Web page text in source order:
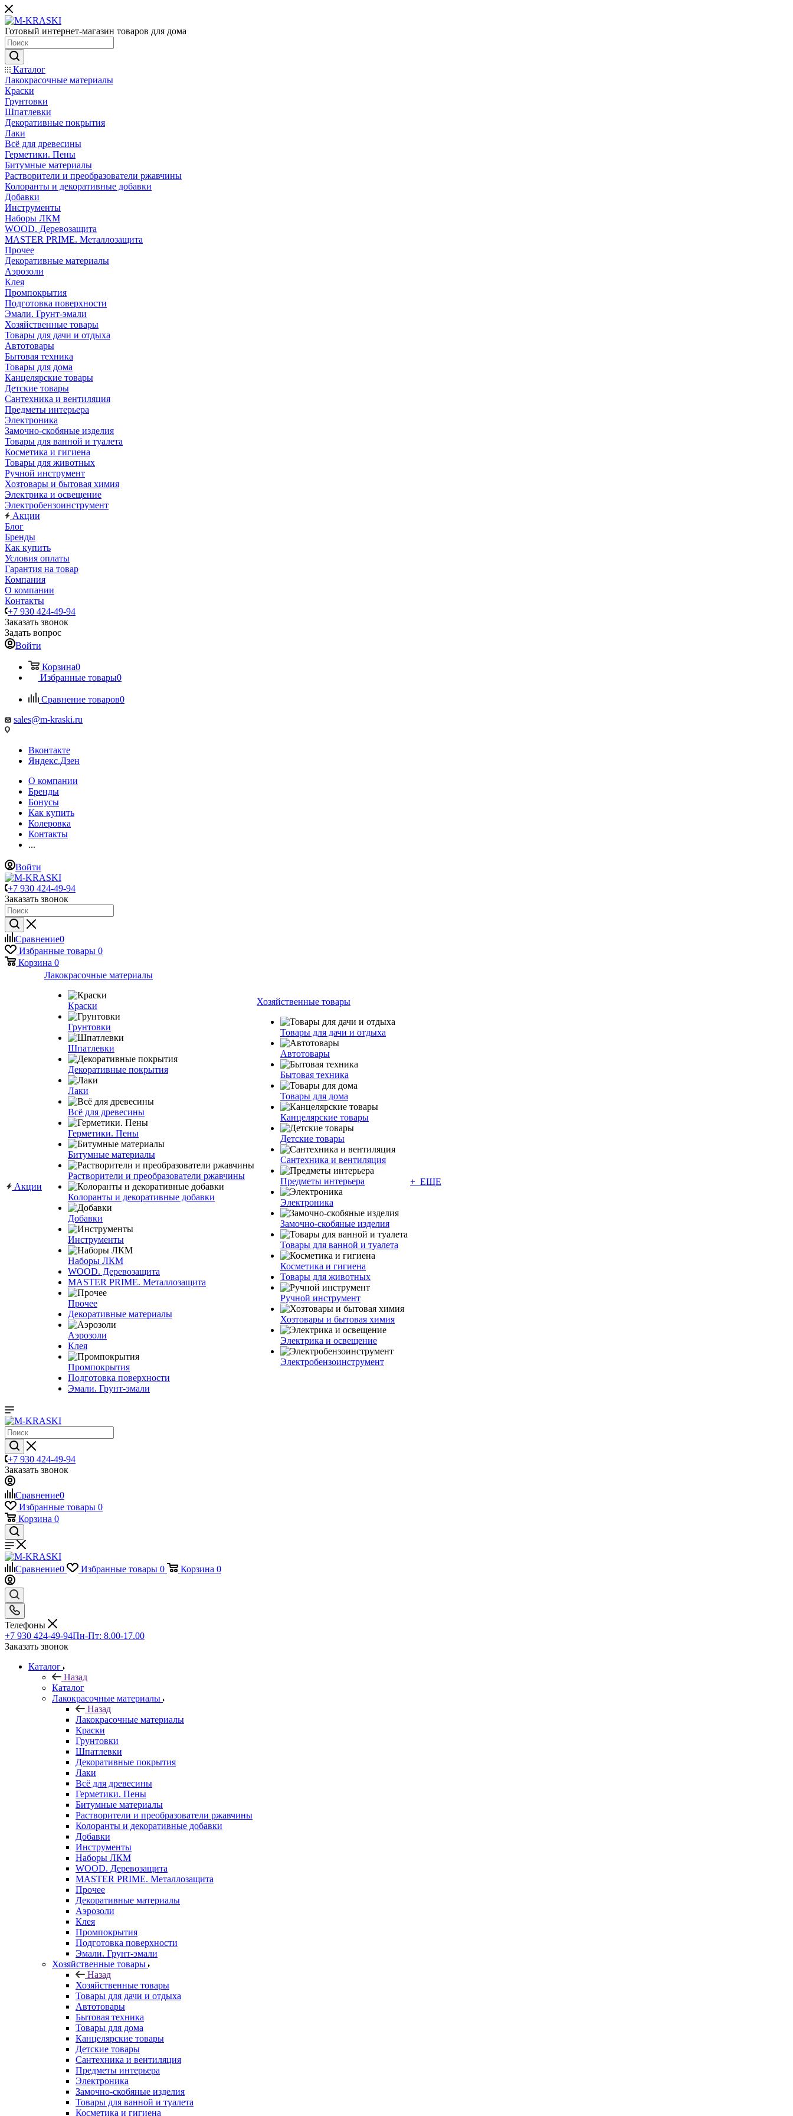
Готовый интернет-магазин товаров для дома
Каталог
Лакокрасочные материалы
Краски
Грунтовки
Шпатлевки
Декоративные покрытия
Лаки
Всё для древесины
Герметики. Пены
Битумные материалы
Растворители и преобразователи ржавчины
Колоранты и декоративные добавки
Добавки
Инструменты
Наборы ЛКМ
WOOD. Деревозащита
MASTER PRIME. Металлозащита
Прочее
Декоративные материалы
Аэрозоли
Клея
Промпокрытия
Подготовка поверхности
Эмали. Грунт-эмали
Хозяйственные товары
Товары для дачи и отдыха
Автотовары
Бытовая техника
Товары для дома
Канцелярские товары
Детские товары
Сантехника и вентиляция
Предметы интерьера
Электроника
Замочно-скобяные изделия
Товары для ванной и туалета
Косметика и гигиена
Товары для животных
Ручной инструмент
Хозтовары и бытовая химия
Электрика и освещение
Электробензоинструмент
Акции
Блог
Бренды
Как купить
Условия оплаты
Гарантия на товар
Компания
О компании
Контакты
+7 930 424-49-94
Заказать звонок
Задать вопрос
Войти
Корзина0
Избранные товары0
Сравнение товаров0
sales@m-kraski.ru
Вконтакте
Яндекс.Дзен
О компании
Бренды
Бонусы
Как купить
Колеровка
Контакты
...
Войти
+7 930 424-49-94
Заказать звонок
Сравнение0
Избранные товары 0
Корзина 0
Акции
Лакокрасочные материалы
Краски
Грунтовки
Шпатлевки
Декоративные покрытия
Лаки
Всё для древесины
Герметики. Пены
Битумные материалы
Растворители и преобразователи ржавчины
Колоранты и декоративные добавки
Добавки
Инструменты
Наборы ЛКМ
WOOD. Деревозащита
MASTER PRIME. Металлозащита
Прочее
Декоративные материалы
Аэрозоли
Клея
Промпокрытия
Подготовка поверхности
Эмали. Грунт-эмали
Хозяйственные товары
Товары для дачи и отдыха
Автотовары
Бытовая техника
Товары для дома
Канцелярские товары
Детские товары
Сантехника и вентиляция
Предметы интерьера
Электроника
Замочно-скобяные изделия
Товары для ванной и туалета
Косметика и гигиена
Товары для животных
Ручной инструмент
Хозтовары и бытовая химия
Электрика и освещение
Электробензоинструмент
+ ЕЩЕ
+7 930 424-49-94
Заказать звонок
Сравнение0
Избранные товары 0
Корзина 0
Сравнение0 Избранные товары 0 Корзина 0
Телефоны
+7 930 424-49-94Пн-Пт: 8.00-17.00
Заказать звонок
Каталог
Назад
Каталог
Лакокрасочные материалы
Назад
Лакокрасочные материалы
Краски
Грунтовки
Шпатлевки
Декоративные покрытия
Лаки
Всё для древесины
Герметики. Пены
Битумные материалы
Растворители и преобразователи ржавчины
Колоранты и декоративные добавки
Добавки
Инструменты
Наборы ЛКМ
WOOD. Деревозащита
MASTER PRIME. Металлозащита
Прочее
Декоративные материалы
Аэрозоли
Клея
Промпокрытия
Подготовка поверхности
Эмали. Грунт-эмали
Хозяйственные товары
Назад
Хозяйственные товары
Товары для дачи и отдыха
Автотовары
Бытовая техника
Товары для дома
Канцелярские товары
Детские товары
Сантехника и вентиляция
Предметы интерьера
Электроника
Замочно-скобяные изделия
Товары для ванной и туалета
Косметика и гигиена